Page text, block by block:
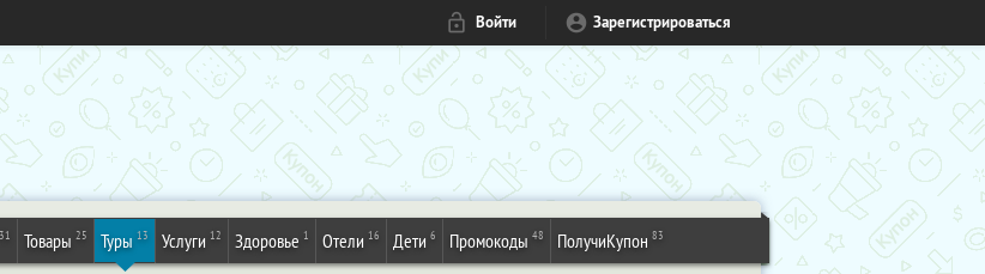
Войти Зарегистрироваться
31 Товары 25 Туры 13 Услуги 12 Здоровье 1 Отели 16 Дети 6 Промокоды 48 ПолучиКупон 83